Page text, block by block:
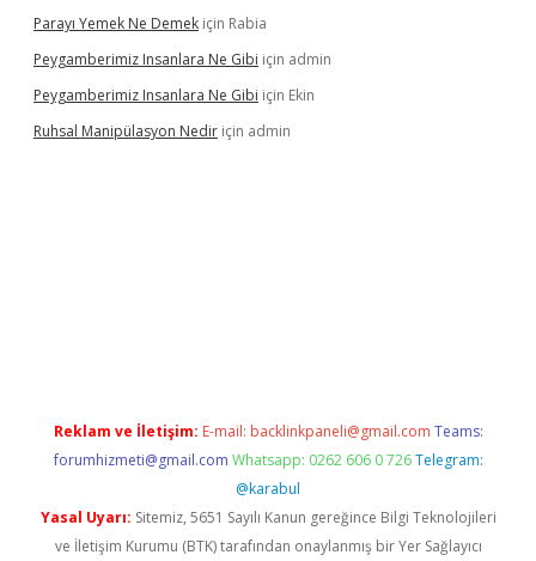
Parayı Yemek Ne Demek için Rabia
Peygamberimiz Insanlara Ne Gibi için admin
Peygamberimiz Insanlara Ne Gibi için Ekin
Ruhsal Manipülasyon Nedir için admin
Reklam ve İletişim: E-mail: backlinkpaneli@gmail.com Teams:
forumhizmeti@gmail.com Whatsapp: 0262 606 0 726 Telegram:
@karabul
Yasal Uyarı: Sitemiz, 5651 Sayılı Kanun gereğince Bilgi Teknolojileri
ve İletişim Kurumu (BTK) tarafından onaylanmış bir Yer Sağlayıcı